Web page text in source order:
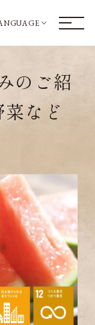
のご紹
など